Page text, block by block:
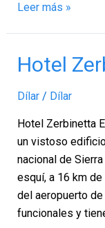
Leer más »
Hotel
Dílar/ Dílar
Hotel Zerbinetta
un vistoso
nacional de
esquí, a 16 km
del aeropuerto
funcionales y
Hotel
Dílar
Dílar